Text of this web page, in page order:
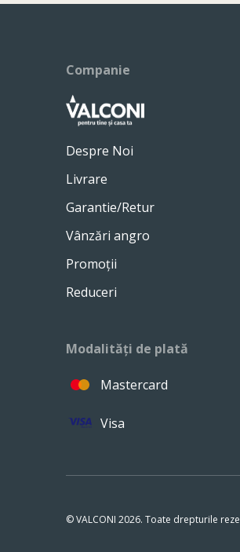
Companie
Despre Noi
Livrare
Garantie/Retur
Vânzări angro
Promoții
Reduceri
Modalități de plată
Mastercard
Visa
© VALCONI 2026. Toate drepturile